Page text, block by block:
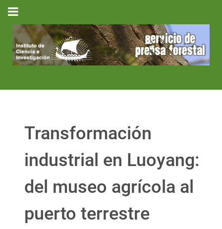
Transformación
industrial en Luoyang:
del museo agrícola al
puerto terrestre